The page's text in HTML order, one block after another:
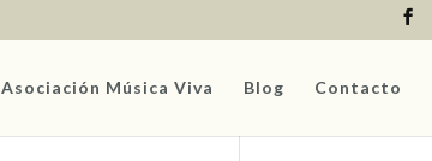
Asociación Música Viva Blog Contacto